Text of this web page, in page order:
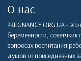
О нас
PREGNANCY.ORG.UA -
беременности,
вопросах воспитания
душой от повседневных